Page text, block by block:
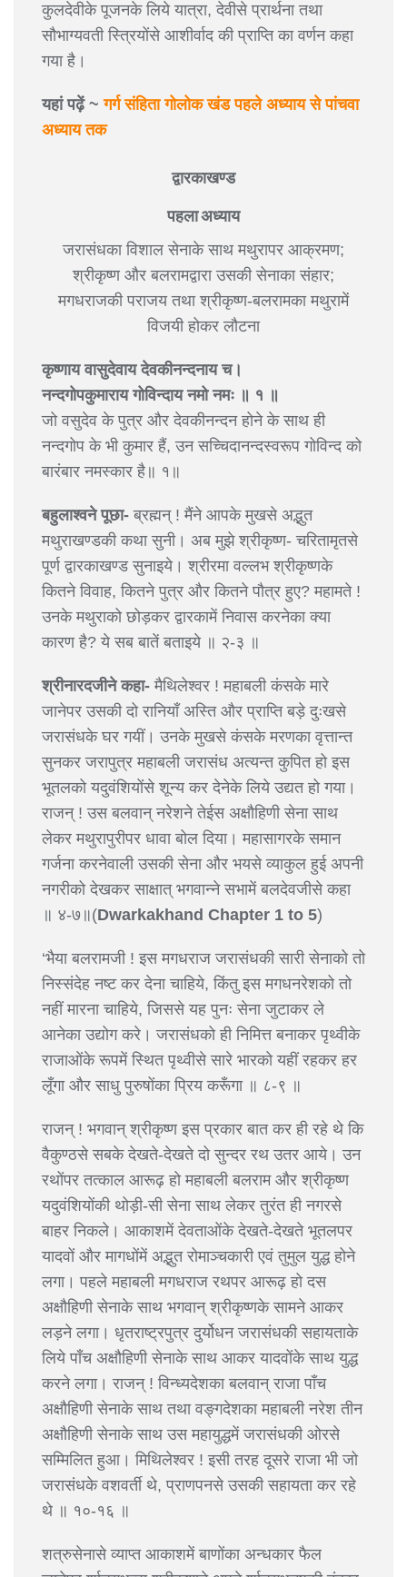
कुलदेवीके पूजनके लिये यात्रा, देवीसे प्रार्थना तथा
सौभाग्यवती स्त्रियोंसे आशीर्वाद की प्राप्ति का वर्णन कहा
गया है।
यहां पढ़ें ~गर्ग संहिता गोलोक खंड पहले अध्याय से पांचवा
अध्याय तक
द्वारकाखण्ड
पहला अध्याय
जरासंधका विशाल सेनाके साथ मथुरापर आक्रमण;
श्रीकृष्ण और बलरामद्वारा उसकी सेनाका संहार;
मगधराजकी पराजय तथा श्रीकृष्ण-बलरामका मथुरामें
विजयी होकर लौटना
कृष्णाय वासुदेवाय देवकीनन्दनाय च।
नन्दगोपकुमाराय गोविन्दाय नमो नमः ॥ १ ॥
जो वसुदेव के पुत्र और देवकीनन्दन होने के साथ ही
नन्दगोप के भी कुमार हैं, उन सच्चिदानन्दस्वरूप गोविन्द को
बारंबार नमस्कार है॥ १॥
बहुलाश्वने पूछा- ब्रह्मन् ! मैंने आपके मुखसे अद्भुत
मथुराखण्डकी कथा सुनी। अब मुझे श्रीकृष्ण- चरितामृतसे
पूर्ण द्वारकाखण्ड सुनाइये। श्रीरमा वल्लभ श्रीकृष्णके
कितने विवाह, कितने पुत्र और कितने पौत्र हुए? महामते !
उनके मथुराको छोड़कर द्वारकामें निवास करनेका क्या
कारण है? ये सब बातें बताइये ॥ २-३ ॥
श्रीनारदजीने कहा- मैथिलेश्वर ! महाबली कंसके मारे
जानेपर उसकी दो रानियाँ अस्ति और प्राप्ति बड़े दुःखसे
जरासंधके घर गयीं। उनके मुखसे कंसके मरणका वृत्तान्त
सुनकर जरापुत्र महाबली जरासंध अत्यन्त कुपित हो इस
भूतलको यदुवंशियोंसे शून्य कर देनेके लिये उद्यत हो गया।
राजन् ! उस बलवान् नरेशने तेईस अक्षौहिणी सेना साथ
लेकर मथुरापुरीपर धावा बोल दिया। महासागरके समान
गर्जना करनेवाली उसकी सेना और भयसे व्याकुल हुई अपनी
नगरीको देखकर साक्षात् भगवान्ने सभामें बलदेवजीसे कहा
॥ ४-७॥(Dwarkakhand Chapter 1 to 5)
‘भैया बलरामजी ! इस मगधराज जरासंधकी सारी सेनाको तो
निस्संदेह नष्ट कर देना चाहिये, किंतु इस मगधनरेशको तो
नहीं मारना चाहिये, जिससे यह पुनः सेना जुटाकर ले
आनेका उद्योग करे। जरासंधको ही निमित्त बनाकर पृथ्वीके
राजाओंके रूपमें स्थित पृथ्वीसे सारे भारको यहीं रहकर हर
लूँगा और साधु पुरुषोंका प्रिय करूँगा ॥ ८-९ ॥
राजन् ! भगवान् श्रीकृष्ण इस प्रकार बात कर ही रहे थे कि
वैकुण्ठसे सबके देखते-देखते दो सुन्दर रथ उतर आये। उन
रथोंपर तत्काल आरूढ़ हो महाबली बलराम और श्रीकृष्ण
यदुवंशियोंकी थोड़ी-सी सेना साथ लेकर तुरंत ही नगरसे
बाहर निकले। आकाशमें देवताओंके देखते-देखते भूतलपर
यादवों और मागधोंमें अद्भुत रोमाञ्चकारी एवं तुमुल युद्ध होने
लगा। पहले महाबली मगधराज रथपर आरूढ़ हो दस
अक्षौहिणी सेनाके साथ भगवान् श्रीकृष्णके सामने आकर
लड़ने लगा। धृतराष्ट्रपुत्र दुर्योधन जरासंधकी सहायताके
लिये पाँच अक्षौहिणी सेनाके साथ आकर यादवोंके साथ युद्ध
करने लगा। राजन् ! विन्ध्यदेशका बलवान् राजा पाँच
अक्षौहिणी सेनाके साथ तथा वङ्गदेशका महाबली नरेश तीन
अक्षौहिणी सेनाके साथ उस महायुद्धमें जरासंधकी ओरसे
सम्मिलित हुआ। मिथिलेश्वर ! इसी तरह दूसरे राजा भी जो
जरासंधके वशवर्ती थे, प्राणपनसे उसकी सहायता कर रहे
थे ॥ १०-१६ ॥
शत्रुसेनासे व्याप्त आकाशमें बाणोंका अन्धकार फैल